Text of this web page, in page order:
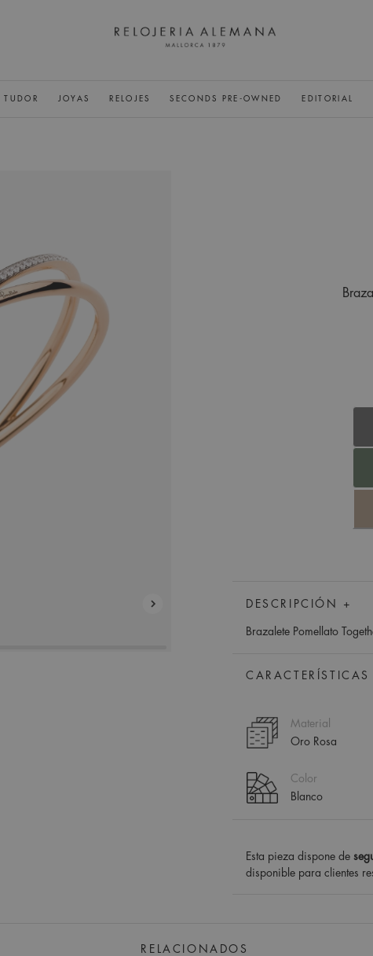
TUDOR JOYAS RELOJES SECONDS PRE-OWNED EDITORIAL
DESCRIPCIÓN +
Brazalete Pomellato
CARACTERÍSTICAS
Material
Oro Rosa
Color
Blanco
Esta pieza dispone de
disponible para clientes
RELACIONADOS